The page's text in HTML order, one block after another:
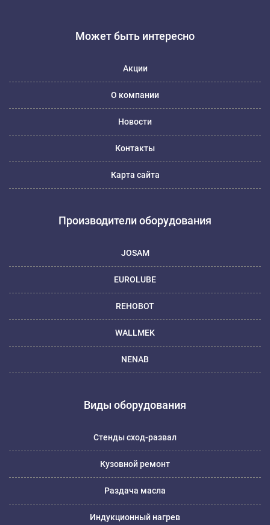
Может быть интересно
Акции
О компании
Новости
Контакты
Карта сайта
Производители оборудования
JOSAM
EUROLUBE
REHOBOT
WALLMEK
NENAB
Виды оборудования
Стенды сход-развал
Кузовной ремонт
Раздача масла
Индукционный нагрев